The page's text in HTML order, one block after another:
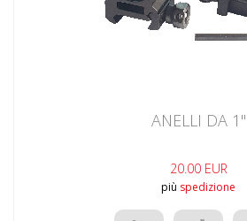
ANELLI DA 1"
20.00 EUR
più spedizione